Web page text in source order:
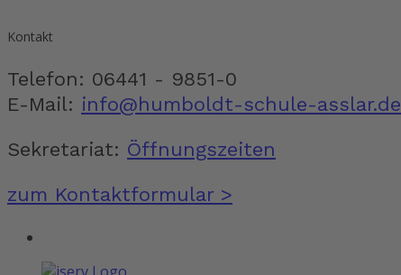
Kontakt
Telefon: 06441 - 9851-0
E-Mail: info@humboldt-schule-asslar.de
Sekretariat: Öffnungszeiten
zum Kontaktformular >